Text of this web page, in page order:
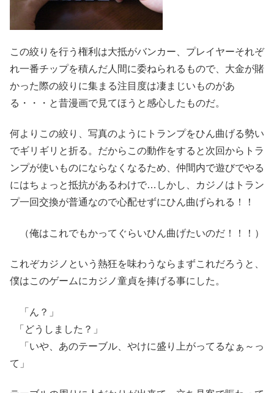
この絞りを行う権利は大抵がバンカー、プレイヤーそれぞ
れ一番チップを積んだ人間に委ねられるもので、大金が賭
かった際の絞りに集まる注目度は凄まじいものがあ
る・・・と昔漫画で見てほうと感心したものだ。
何よりこの絞り、写真のようにトランプをひん曲げる勢い
でギリギリと折る。だからこの動作をすると次回からトラ
ンプが使いものにならなくなるため、仲間内で遊びでやる
にはちょっと抵抗があるわけで…しかし、カジノはトラン
プ一回交換が普通なので心配せずにひん曲げられる！！
（俺はこれでもかってぐらいひん曲げたいのだ！！！）
これぞカジノという熱狂を味わうならまずこれだろうと、
僕はこのゲームにカジノ童貞を捧げる事にした。
「ん？」
「どうしました？」
「いや、あのテーブル、やけに盛り上がってるなぁ～っ
て」